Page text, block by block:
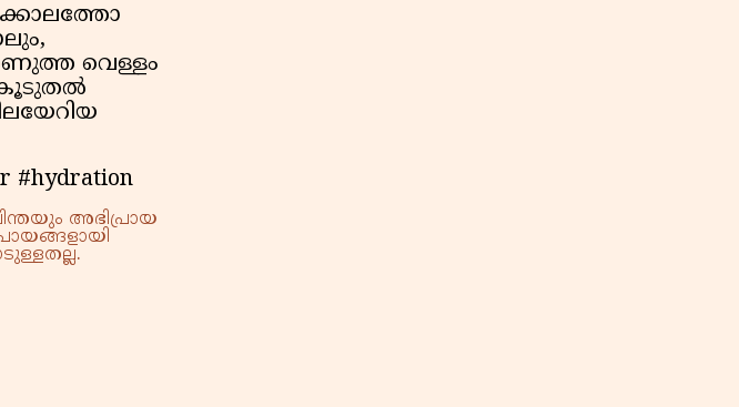
വെള്ളം
കൂടുതല്‍
#hydration
അഭിപ്രായ